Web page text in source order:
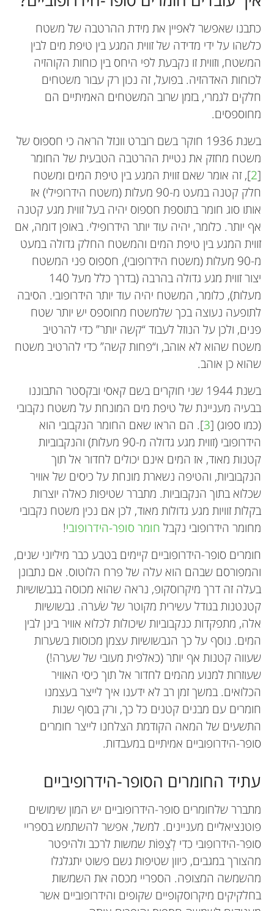
והמפתיעים שקורים בגבולות בין זורמים שונים. אני גם
אוהב מאוד להנגישׁ מדע לקהל הרחב, ולחלוק את כל
הדברים היפים שיוצא לנו לראות ולגלות.
*
valerafr@gmail.com
שדות תרמיים וחשמליים, תגובות כימיות ותהליכים
ביולוגיים. אנו מתעניינים בהבנת התהליכים הבסיסיים
וביכולת ליישם אותם ליצירת כלים וטכנולוגיות חדשות
עבור מגוון רחב של תחומים.
ואומנויות. בית הספר מקדם מקצועות טכנולוגיים
מובילים: ביוטכנולוגיה, רובוטיקה ומדעי המחשב -
סייבר.
כתבנו שאפשר לאפיין את מידת ההרטבה של משטח
כלשהו על ידי מדידה של זווית המגע בין טיפת מים לבין
המשטח, וזווית זו נקבעת לפי היחס בין כוחות הקוהזיה
לכוחות האדהזיה. בפועל, זה נכון רק עבור משטחים
חלקים לגמרי, בזמן שרוב המשטחים האמיתיים הם
מחוספסים.
בשנת 1936 חוקר בשם רוברט וונזל הראה כי חספוס של
משטח מחזק את נטיית ההרטבה הטבעית של החומר
[
2], זה אומר שאם זווית המגע בין טיפת המים ומשטח
חלק קטנה במעט מ-90 מעלות (משטח הידרופילי) אז
אותו סוג חומר בתוספת חספוס יהיה בעל זווית מגע קטנה
אף יותר. כלומר, יהיה עוד יותר הידרופילי. באופן דומה, אם
זווית המגע בין טיפת המים והמשטח החלק גדולה במעט
מ-90 מעלות (משטח הידרופובי), חספוס פני המשטח
יצור זווית מגע גדולה בהרבה (בדרך כלל מעל 140
מעלות), כלומר, המשטח יהיה עוד יותר הידרופובי. הסיבה
לתופעה נעוצה בכך שלמשטח מחוספס יש יותר שטח
פנים, ולכן על הנוזל לעבוד “קשה יותר” כדי להרטיב
משטח שהוא לא אוהב, ו“פחות קשה” כדי להרטיב משטח
שהוא כן אוהב.
בשנת 1944 שני חוקרים בשם קאסי ובקסטר התבוננו
בבעיה מעניינת של טיפת מים המונחת על משטח נקבובי
(כמו ספוג) [3]. הם הראו שאם החומר הנקבובי הוא
הידרופובי (זווית מגע גדולה מ-90 מעלות) והנקבוביות
קטנות מאוד, אז המים אינם יכולים לחדור אל תוך
הנקבוביות, והטיפה נשארת מונחת על כיסים של אוויר
שכלוא בתוך הנקבוביות. מתברר שטיפות כאלה יוצרות
בקלות זוויות מגע גדולות מאוד, לכן אם נכין משטח נקבובי
מחומר הידרופובי נקבל חומר סופר-הידרופובי!
חומרים סופר-הידרופוביים קיימים בטבע כבר מיליוני שנים,
והמפורסם שבהם הוא עלה של פרח הלוטוס. אם נתבונן
בעלה זה דרך מיקרוסקופ, נראה שהוא מכוסה בגבשושיות
קטנטנות בגודל עשירית מקוטר של שׂערה. גבשושיות
אלה, מתפקדות כנקבוביות שיכולות לכלוא אוויר בינן לבין
המים. נוסף על כך הגבשושיות עצמן מכוסות בשערות
שעווה קטנות אף יותר (כאלפית מעובי של שערה!)
שעוזרות למנוע מהמים לחדור אל תוך כיסי האוויר
הכלואים. במשך זמן רב לא ידענו איך לייצר בעצמנו
חומרים עם מבנים קטנים כל כך, ורק בסוף שנות
התשעים של המאה הקודמת הצלחנו לייצר חומרים
סופר-הידרופוביים אמיתיים במעבדות.
עתיד החומרים הסופר-הידרופיביים
מתברר שלחומרים סופר-הידרופוביים יש המון שימושים
פוטנציאליים מעניינים. למשל, אפשר להשתמש בספריי
סופר-הידרופובי כדי לְצַפּוֹת שמשות לרכב ולהיפטר
מהצורך במגבים, כיוון שטיפות גשם פשוט יתגלגלו
מהשמשה המצופה. הספריי מכסה את השמשות
בחלקיקים מיקרוסקופיים שקופים והידרופוביים אשר